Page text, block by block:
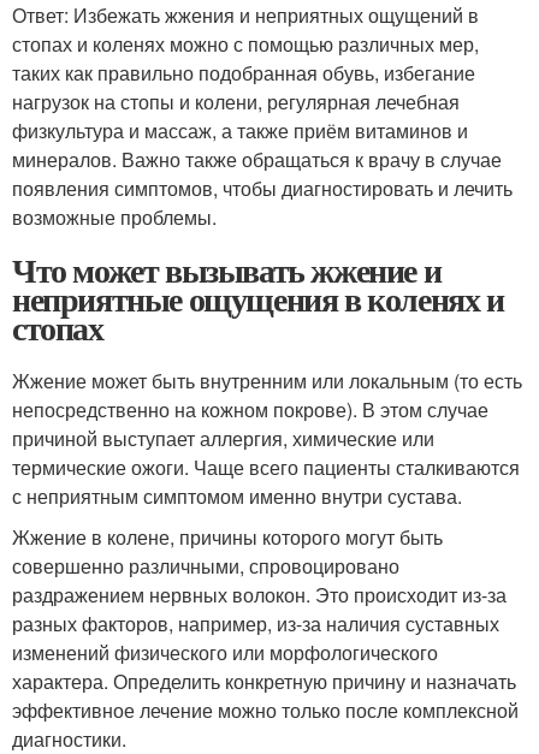
Ответ: Избежать жжения и неприятных ощущений в
стопах и коленях можно с помощью различных мер,
таких как правильно подобранная обувь, избегание
нагрузок на стопы и колени, регулярная лечебная
физкультура и массаж, а также приём витаминов и
минералов. Важно также обращаться к врачу в случае
появления симптомов, чтобы диагностировать и лечить
возможные проблемы.
Что может вызывать жжение и
неприятные ощущения в коленях и
стопах
Жжение может быть внутренним или локальным (то есть
непосредственно на кожном покрове). В этом случае
причиной выступает аллергия, химические или
термические ожоги. Чаще всего пациенты сталкиваются
с неприятным симптомом именно внутри сустава.
Жжение в колене, причины которого могут быть
совершенно различными, спровоцировано
раздражением нервных волокон. Это происходит из-за
разных факторов, например, из-за наличия суставных
изменений физического или морфологического
характера. Определить конкретную причину и назначать
эффективное лечение можно только после комплексной
диагностики.